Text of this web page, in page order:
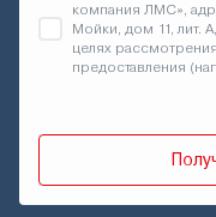
компания ЛМС»,
Мойки, дом 11, лит.
целях
предоставления